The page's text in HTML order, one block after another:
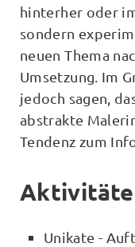
hinterher oder
sondern
neuen Thema
Umsetzung. Im
jedoch sagen,
abstrakte
Tendenz zum
Unikate -